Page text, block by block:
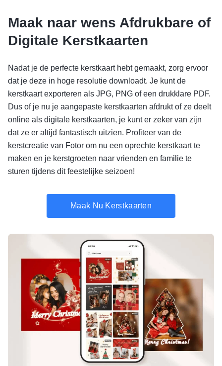
Maak naar wens Afdrukbare of
Digitale Kerstkaarten
Nadat je de perfecte kerstkaart hebt gemaakt, zorg ervoor
dat je deze in hoge resolutie downloadt. Je kunt de
kerstkaart exporteren als JPG, PNG of een drukklare PDF.
Dus of je nu je aangepaste kerstkaarten afdrukt of ze deelt
online als digitale kerstkaarten, je kunt er zeker van zijn
dat ze er altijd fantastisch uitzien. Profiteer van de
kerstcreatie van Fotor om nu een oprechte kerstkaart te
maken en je kerstgroeten naar vrienden en familie te
sturen tijdens dit feestelijke seizoen!
Maak Nu Kerstkaarten